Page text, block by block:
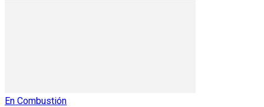
En Combustión